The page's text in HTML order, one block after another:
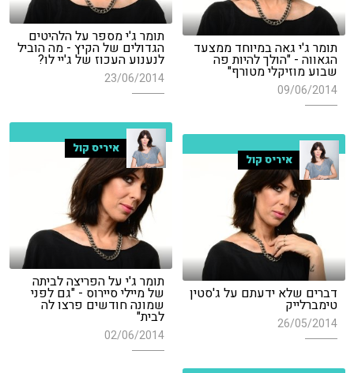
תומר ג'י מספר על הלהיטים
הגדולים של הקיץ - מה הוביל
לנענוע העכוז של ג'יי לו?
23/06/2014
תומר ג'י גאה במיוחד ממצעד
הגאווה - "הולך להיות פה
שבוע מוזיקלי מטורף"
09/06/2014
איריס קול
תומר ג'י על הפריצה לביתה
של מיילי סיירוס - "גם לפני
שמונה חודשים פרצו לה
לבית"
02/06/2014
איריס קול
דברים שלא ידעתם על ג'סטין
טימברלייק
26/05/2014